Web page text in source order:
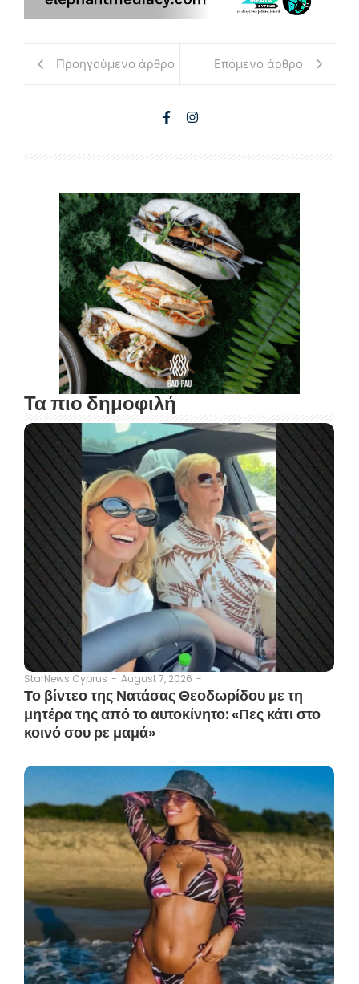
Προηγούμενο άρθρο Επόμενο άρθρο
Τα πιο δημοφιλή
StarNews Cyprus - August 7, 2026 -
Το βίντεο της Νατάσας Θεοδωρίδου με τη
μητέρα της από το αυτοκίνητο: «Πες κάτι στο
κοινό σου ρε μαμά»